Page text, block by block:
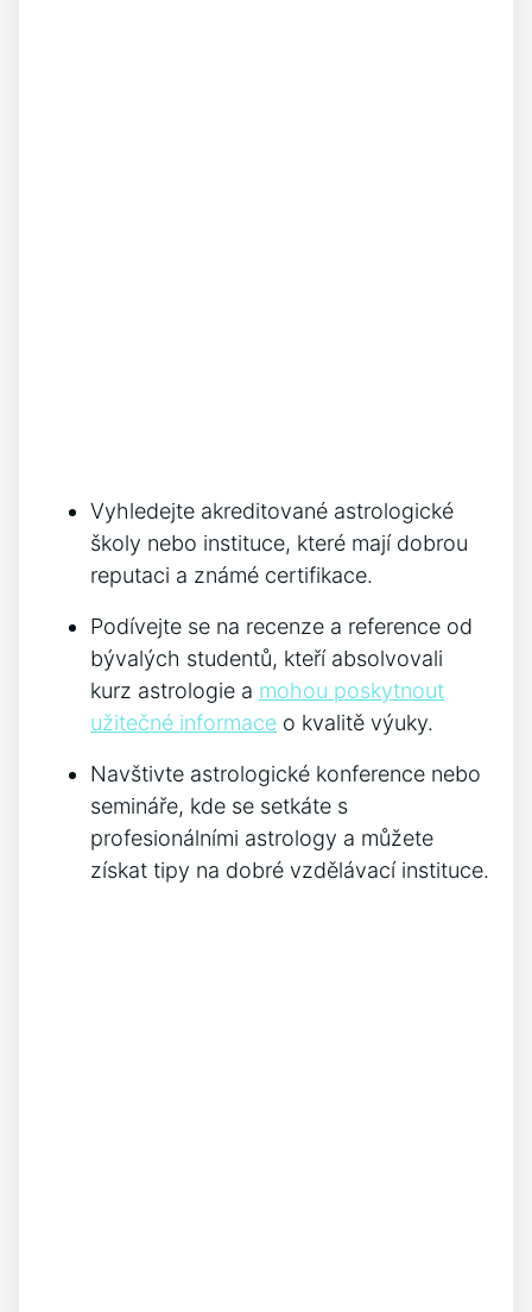
Vyhledejte akreditované astrologické
školy nebo instituce, které mají dobrou
reputaci a známé certifikace.
Podívejte se na recenze a reference od
bývalých studentů, kteří absolvovali
kurz astrologie a mohou poskytnout
užitečné informace o kvalitě výuky.
Navštivte astrologické konference nebo
semináře, kde se setkáte s
profesionálními astrology a můžete
získat tipy na dobré vzdělávací instituce.